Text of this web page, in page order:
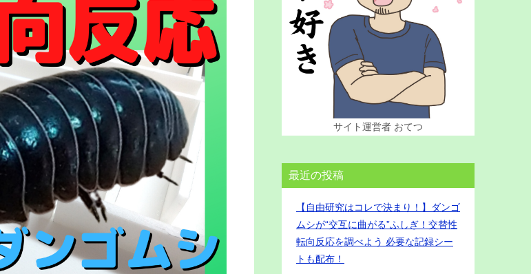
サイト運営者 おてつ
最近の投稿
【自由研究はコレで決まり！】ダンゴ
ムシが“交互に曲がる”ふしぎ！交替性
転向反応を調べよう 必要な記録シー
トも配布！